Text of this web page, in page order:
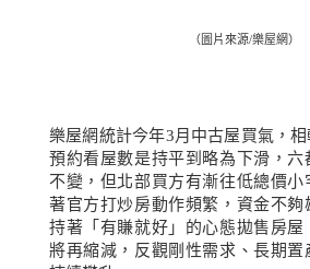
（圖片來源/樂屋網）
樂屋網統計今年3月中古屋買氣，
預約看屋數是持平到略為下滑，六
不變，但北部買方有漸往低總價小
著官方打炒房動作頻繁，資金不夠
持著「有賺就好」的心態拋售房屋
將再縮減，反觀剛性需求、長期置